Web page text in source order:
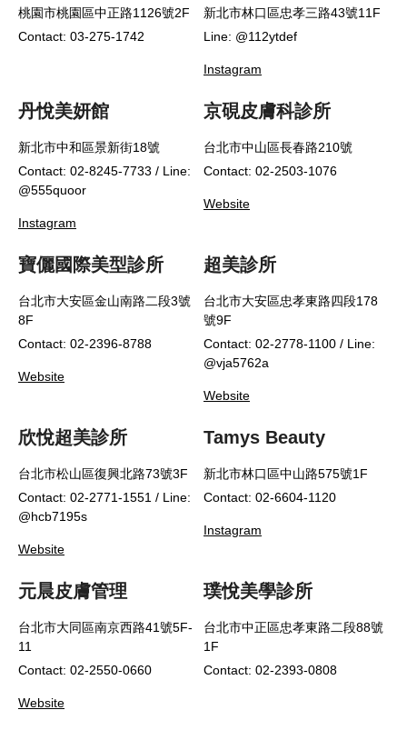
桃園市桃園區中正路1126號2F
Contact: 03-275-1742
新北市林口區忠孝三路43號11F
Line: @112ytdef
Instagram
丹悅美妍館
新北市中和區景新街18號
Contact: 02-8245-7733 / Line:
@555quoor
Instagram
京硯皮膚科診所
台北市中山區長春路210號
Contact: 02-2503-1076
Website
寶儷國際美型診所
台北市大安區金山南路二段3號
8F
Contact: 02-2396-8788
Website
超美診所
台北市大安區忠孝東路四段178
號9F
Contact: 02-2778-1100 / Line:
@vja5762a
Website
欣悅超美診所
台北市松山區復興北路73號3F
Contact: 02-2771-1551 / Line:
@hcb7195s
Website
Tamys Beauty
新北市林口區中山路575號1F
Contact: 02-6604-1120
Instagram
元晨皮膚管理
台北市大同區南京西路41號5F-
11
Contact: 02-2550-0660
Website
璞悅美學診所
台北市中正區忠孝東路二段88號
1F
Contact: 02-2393-0808